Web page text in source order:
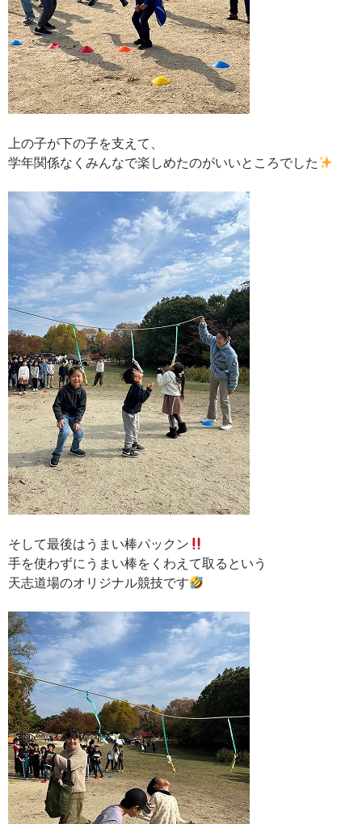
上の子が下の子を支えて、
学年関係なくみんなで楽しめたのがいいところでした
そして最後はうまい棒パックン
手を使わずにうまい棒をくわえて取るという
天志道場のオリジナル競技です